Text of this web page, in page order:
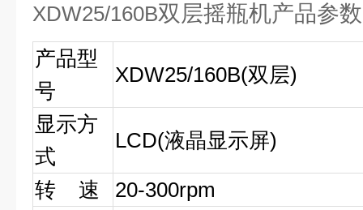
XDW25/160B双层摇瓶机产品参数
产品型
号
XDW25/160B(双层)
显示方
式
LCD(液晶显示屏)
转 速
20-300rpm